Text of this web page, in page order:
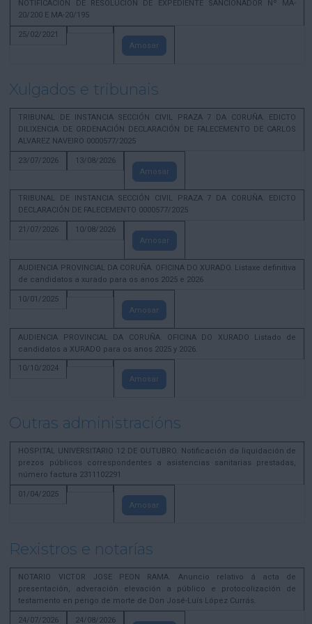
NOTIFICACION DE RESOLUCION DE EXPEDIENTE SANCIONADOR Nº MA-
20/200 E MA-20/195
25/02/2021
Amosar
Xulgados e tribunais
TRIBUNAL DE INSTANCIA SECCIÓN CIVIL PRAZA 7 DA CORUÑA. EDICTO
DILIXENCIA DE ORDENACIÓN DECLARACIÓN DE FALECEMENTO DE CARLOS
ALVAREZ NAVEIRO 0000577/2025
23/07/2026
13/08/2026
Amosar
TRIBUNAL DE INSTANCIA SECCIÓN CIVIL PRAZA 7 DA CORUÑA. EDICTO
DECLARACIÓN DE FALECEMENTO 0000577/2025
21/07/2026
10/08/2026
Amosar
AUDIENCIA PROVINCIAL DA CORUÑA. OFICINA DO XURADO. Listaxe definitiva
de candidatos a xurado para os anos 2025 e 2026
10/01/2025
Amosar
AUDIENCIA PROVINCIAL DA CORUÑA. OFICINA DO XURADO Listado de
candidatos a XURADO para os anos 2025 y 2026.
10/10/2024
Amosar
Outras administracións
HOSPITAL UNIVERSITARIO 12 DE OUTUBRO. Notificación da liquidación de
prezos públicos correspondentes a asistencias sanitarias prestadas,
número factura 2311102291
01/04/2025
Amosar
Rexistros e notarías
NOTARIO VICTOR JOSE PEON RAMA. Anuncio relativo á acta de
presentación, adveración elevación a público e protocolización de
testamento en perigo de morte de Don José-Luís López Currás.
24/07/2026
24/08/2026